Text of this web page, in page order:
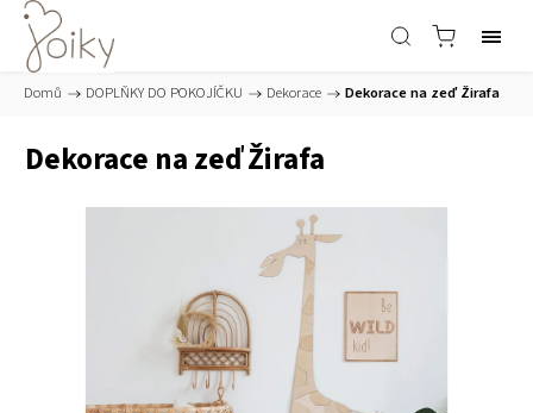
Domů / DOPLŇKY DO POKOJÍČKU / Dekorace / Dekorace na zeď Žirafa
Dekorace na zeď Žirafa